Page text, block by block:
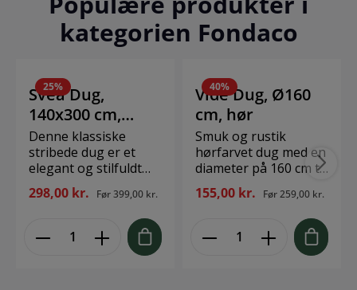
kategorien Fondaco
25%
Svea Dug,
140x300 cm,
lyseblå
Denne klassiske
stribede dug er et
elegant og stilfuldt
supplement til din
borddækning med
sine sommerfarver og
tidløse design. Den er
298,00 kr. Før399,00 kr.
40%
Vide Dug, Ø160
cm, hør
Smuk og rustik
hørfarvet dug med en
diameter på 160 cm til
det runde spisebord.
Dugen kan vaskes
Fondaco Størrelse:
Ø160CM Materiale:
155,00 kr. Før259,00 kr.